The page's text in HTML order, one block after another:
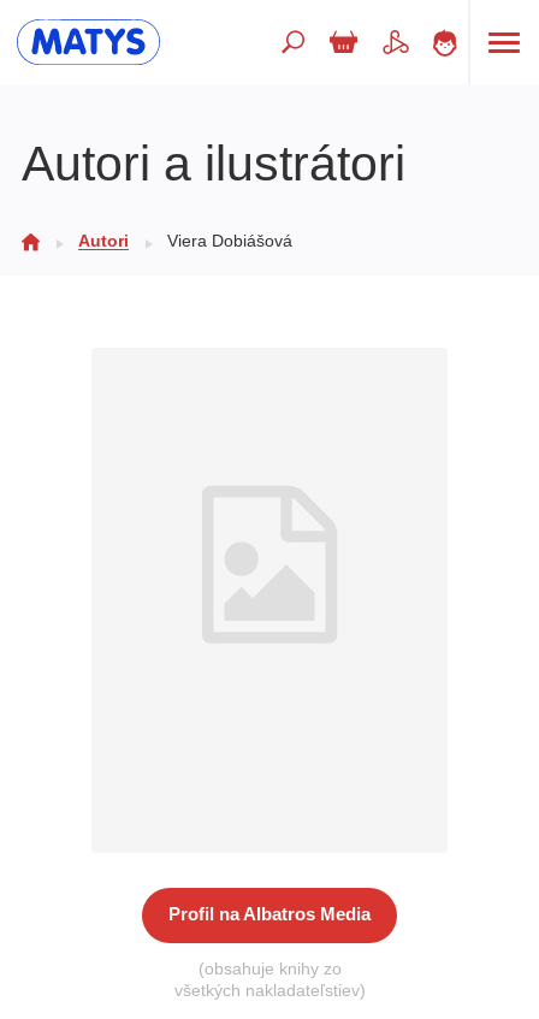
Doplnkový sortiment
Všetky kategórie
Autori a ilustrátori
Autori Viera Dobiášová
Profil na Albatros Media
(obsahuje knihy zo
všetkých nakladateľstiev)